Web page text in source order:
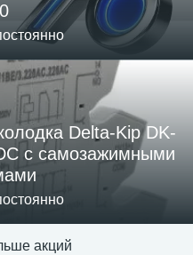
Delta-Kip DK-
с самозажимными
акций